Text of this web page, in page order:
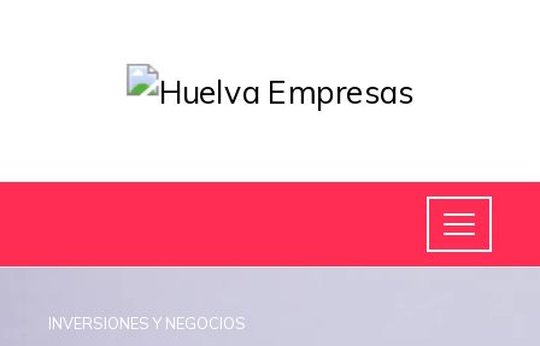
INVERSIONES Y NEGOCIOS